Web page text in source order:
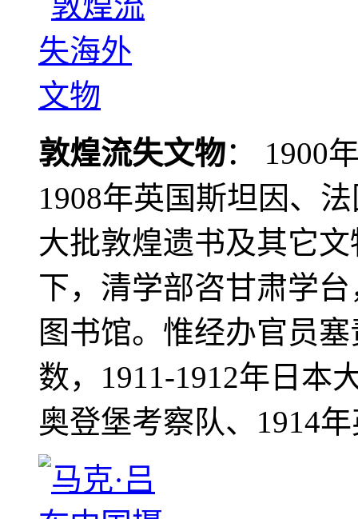
敦煌流失文物： 1900
1908年英国斯坦因、
大批敦煌遗书及其它
下，清学部咨甘肃学
图书馆。惟经办官员
数，1911-1912年日本
奥登堡考察队、1914